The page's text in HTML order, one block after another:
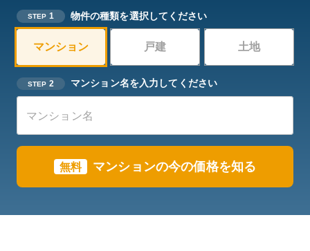
STEP 1 物件の種類を選択してください
マンション 戸建 土地
STEP 2 マンション名を入力してください
無料 マンションの今の価格を知る